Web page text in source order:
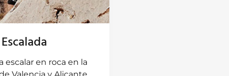
Escalada
escalar en roca en la